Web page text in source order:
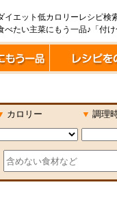
イエット低カロリーレシピ検
べたい主菜にもう一品♪「付
カロリー ▼ 調理